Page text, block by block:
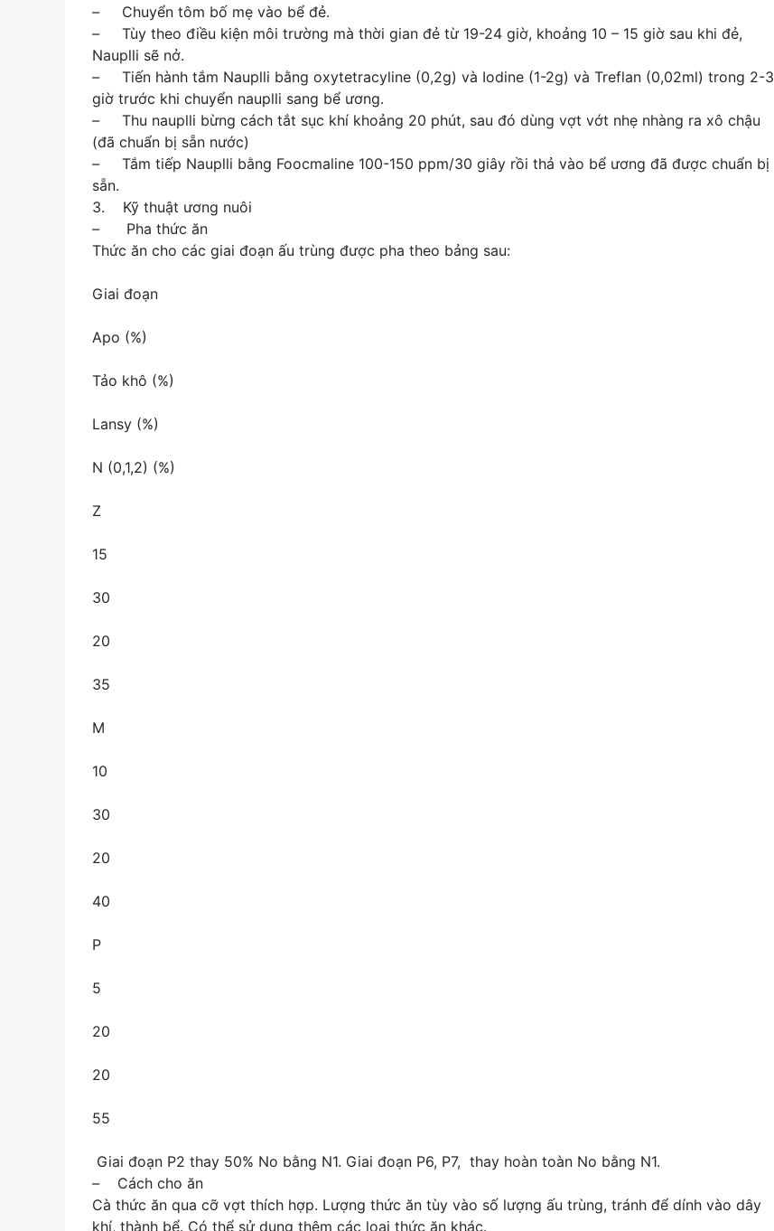
– Chuyển tôm bố mẹ vào bể đẻ.
– Tùy theo điều kiện môi trường mà thời gian đẻ từ 19-24 giờ, khoảng 10 – 15 giờ sau khi đẻ,
Nauplli sẽ nở.
– Tiến hành tắm Nauplli bằng oxytetracyline (0,2g) và Iodine (1-2g) và Treflan (0,02ml) trong 2-3
giờ trước khi chuyển nauplli sang bể ương.
– Thu nauplli bừng cách tắt sục khí khoảng 20 phút, sau đó dùng vợt vớt nhẹ nhàng ra xô chậu
(đã chuẩn bị sẵn nước)
– Tắm tiếp Nauplli bằng Foocmaline 100-150 ppm/30 giây rồi thả vào bể ương đã được chuẩn bị
sẵn.
3. Kỹ thuật ương nuôi
– Pha thức ăn
Thức ăn cho các giai đoạn ấu trùng được pha theo bảng sau:
Giai đoạn
Apo (%)
Tảo khô (%)
Lansy (%)
N (0,1,2) (%)
Z
15
30
20
35
M
10
30
20
40
P
5
20
20
55
Giai đoạn P2 thay 50% No bằng N1. Giai đoạn P6, P7, thay hoàn toàn No bằng N1.
– Cách cho ăn
Cà thức ăn qua cỡ vợt thích hợp. Lượng thức ăn tùy vào số lượng ấu trùng, tránh để dính vào dây
khí, thành bể. Có thể sử dụng thêm các loại thức ăn khác.